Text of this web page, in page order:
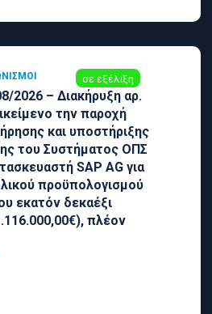
σε εξέλιξη
2026 – Διακήρυξη αρ.
την παροχή
και υποστήριξης
του Συστήματος ΟΠΣ
SAP AG για
προϋπολογισμού
εκατόν δεκαέξι
πλέον